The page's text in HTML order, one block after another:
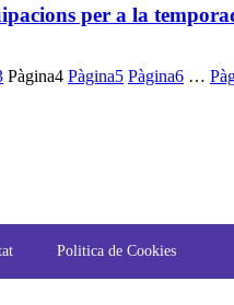
per a la
Pàgina4 Pàgina5 Pàgina6 …
Politica de Cookies